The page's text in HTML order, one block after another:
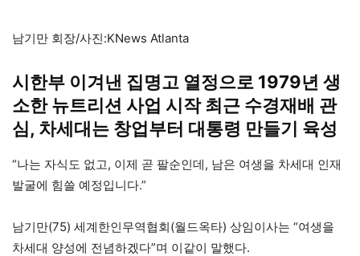
남기만 회장/사진:KNews Atlanta
시한부 이겨낸 집명고 열정으로 1979년 생
소한 뉴트리션 사업 시작 최근 수경재배 관
심, 차세대는 창업부터 대통령 만들기 육성
“나는 자식도 없고, 이제 곧 팔순인데, 남은 여생을 차세대 인재
발굴에 힘쓸 예정입니다.”
남기만(75) 세계한인무역협회(월드옥타) 상임이사는 “여생을
차세대 양성에 전념하겠다”며 이같이 말했다.